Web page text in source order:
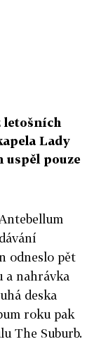
letošních
Lady
uspěl pouze
odneslo pět
a nahrávka
deska
roku pak
The Suburb.